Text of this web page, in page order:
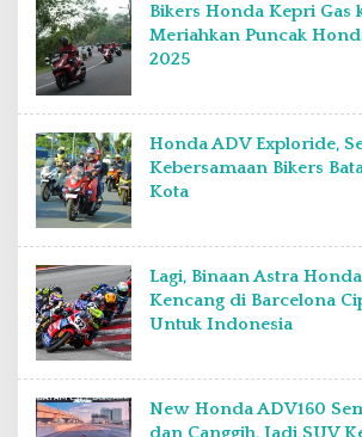
Bikers Honda Kepri Gas
Meriahkan Puncak
2025
Honda ADV Exploride,
Kebersamaan Bikers
Kota
Lagi, Binaan Astra
Kencang di Barcelona
Untuk Indonesia
New Honda ADV160